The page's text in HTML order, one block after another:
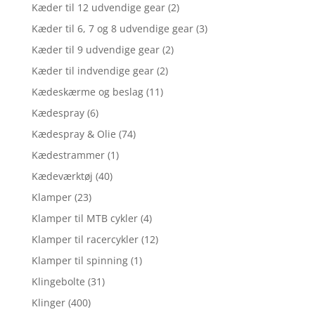
Kæder til 12 udvendige gear (2)
Kæder til 6, 7 og 8 udvendige gear (3)
Kæder til 9 udvendige gear (2)
Kæder til indvendige gear (2)
Kædeskærme og beslag (11)
Kædespray (6)
Kædespray & Olie (74)
Kædestrammer (1)
Kædeværktøj (40)
Klamper (23)
Klamper til MTB cykler (4)
Klamper til racercykler (12)
Klamper til spinning (1)
Klingebolte (31)
Klinger (400)